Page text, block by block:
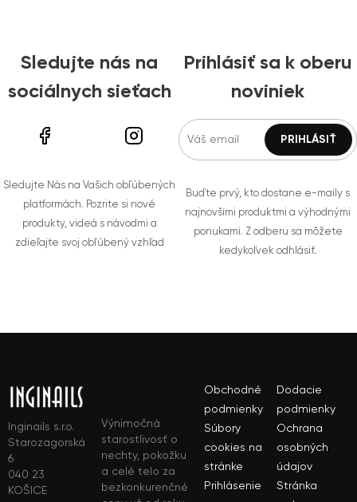
Sledujte nás na
sociálnych sieťach
Sledujte Nás na Vašich obľúbených
platformách. Pozrite si nové
produkty, videá s návodmi a
zdieľajte svoj obľúbený vzhľad
Prihlásiť sa k oberu
noviniek
Buďte prvý, kto dostane e-maily s
najnovšími produktmi a výhodnými
ponukami. Z odberu sa môžete
kedykoľvek odhlásiť.
Inginails s.r.o.
Starozagorská
6
040 23
KOŠICE
Výnimočná
starostlivosť o
nechty, pokožku
a celé telo za
bezkonkurenčné
Obchodné
podmienky
Dodacie
podmienky
Súbory
cookies na
stránke
Ochrana
osobných
údajov
Prihlásenie
Stránka